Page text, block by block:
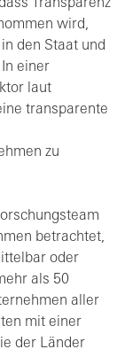
Transparenz
wird,
den Staat und
einer
laut
transparente
zu
betrachtet,
oder
als 50
aller
mit einer
der Länder